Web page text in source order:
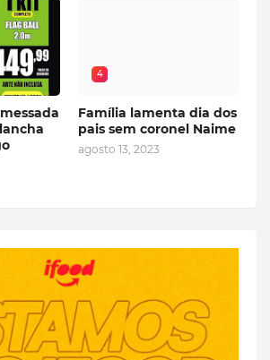
4
Família lamenta dia dos
pais sem coronel Naime
agosto 13, 2023